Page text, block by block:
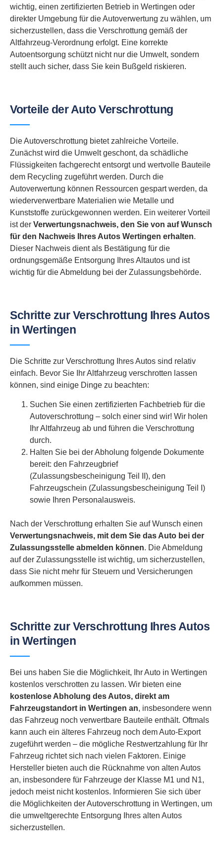
wichtig, einen zertifizierten Betrieb in Wertingen oder
direkter Umgebung für die Autoverwertung zu wählen, um
sicherzustellen, dass die Verschrottung gemäß der
Altfahrzeug-Verordnung erfolgt. Eine korrekte
Autoentsorgung schützt nicht nur die Umwelt, sondern
stellt auch sicher, dass Sie kein Bußgeld riskieren.
Vorteile der Auto Verschrottung
Die Autoverschrottung bietet zahlreiche Vorteile.
Zunächst wird die Umwelt geschont, da schädliche
Flüssigkeiten fachgerecht entsorgt und wertvolle Bauteile
dem Recycling zugeführt werden. Durch die
Autoverwertung können Ressourcen gespart werden, da
wiederverwertbare Materialien wie Metalle und
Kunststoffe zurückgewonnen werden. Ein weiterer Vorteil
ist der Verwertungsnachweis, den Sie von auf Wunsch
für den Nachweis Ihres Autos Wertingen erhalten.
Dieser Nachweis dient als Bestätigung für die
ordnungsgemäße Entsorgung Ihres Altautos und ist
wichtig für die Abmeldung bei der Zulassungsbehörde.
Schritte zur Verschrottung Ihres Autos
in Wertingen
Die Schritte zur Verschrottung Ihres Autos sind relativ
einfach. Bevor Sie Ihr Altfahrzeug verschrotten lassen
können, sind einige Dinge zu beachten:
Suchen Sie einen zertifizierten Fachbetrieb für die
Autoverschrottung – solch einer sind wir! Wir holen
Ihr Altfahrzeug ab und führen die Verschrottung
durch.
Halten Sie bei der Abholung folgende Dokumente
bereit: den Fahrzeugbrief
(Zulassungsbescheinigung Teil II), den
Fahrzeugschein (Zulassungsbescheinigung Teil I)
sowie Ihren Personalausweis.
Nach der Verschrottung erhalten Sie auf Wunsch einen
Verwertungsnachweis, mit dem Sie das Auto bei der
Zulassungsstelle abmelden können. Die Abmeldung
auf der Zulassungsstelle ist wichtig, um sicherzustellen,
dass Sie nicht mehr für Steuern und Versicherungen
aufkommen müssen.
Schritte zur Verschrottung Ihres Autos
in Wertingen
Bei uns haben Sie die Möglichkeit, Ihr Auto in Wertingen
kostenlos verschrotten zu lassen. Wir bieten eine
kostenlose Abholung des Autos, direkt am
Fahrzeugstandort in Wertingen an, insbesondere wenn
das Fahrzeug noch verwertbare Bauteile enthält. Oftmals
kann auch ein älteres Fahrzeug noch dem Auto-Export
zugeführt werden – die mögliche Restwertzahlung für Ihr
Fahrzeug richtet sich nach vielen Faktoren. Einige
Hersteller bieten auch die Rücknahme von alten Autos
an, insbesondere für Fahrzeuge der Klasse M1 und N1,
jedoch meist nicht kostenlos. Informieren Sie sich über
die Möglichkeiten der Autoverschrottung in Wertingen, um
die umweltgerechte Entsorgung Ihres alten Autos
sicherzustellen.